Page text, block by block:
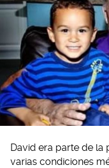
David era parte de
varias condiciones